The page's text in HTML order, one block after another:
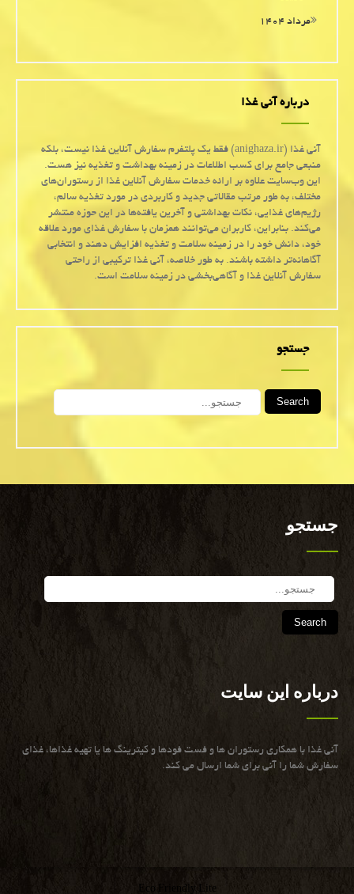
مرداد ۱۴۰۴
درباره آنی غذا
آنی غذا (anighaza.ir) فقط یک پلتفرم سفارش آنلاین غذا نیست، بلکه
منبعی جامع برای کسب اطلاعات در زمینه بهداشت و تغذیه نیز هست.
این وب‌سایت علاوه بر ارائه خدمات سفارش آنلاین غذا از رستوران‌های
مختلف، به طور مرتب مقالاتی جدید و کاربردی در مورد تغذیه سالم،
رژیم‌های غذایی، نکات بهداشتی و آخرین یافته‌ها در این حوزه منتشر
می‌کند. بنابراین، کاربران می‌توانند همزمان با سفارش غذای مورد علاقه
خود، دانش خود را در زمینه سلامت و تغذیه افزایش دهند و انتخابی
آگاهانه‌تر داشته باشند. به طور خلاصه، آنی غذا ترکیبی از راحتی
سفارش آنلاین غذا و آگاهی‌بخشی در زمینه سلامت است.
جستجو
Search
جستجو
Search
درباره این سایت
آنی غذا با همكاری رستوران ها و فست فودها و كیترینگ ها یا تهیه غذاها، غذای
سفارش شما را آنی برای شما ارسال می كند.
Eco Friendly Lite